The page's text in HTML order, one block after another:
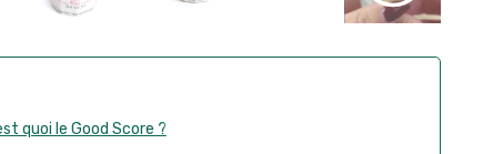
quoi le Good Score ?